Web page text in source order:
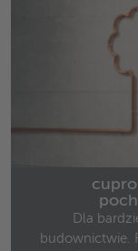
Dla
budownictwie.